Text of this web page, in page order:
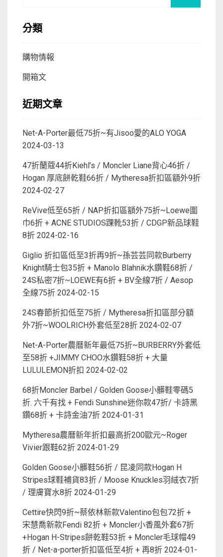
分類
購物情報
開箱文
近期文章
Net-A-Porter最低75折~有Jisoo愛的ALO YOGA
2024-03-13
47折蘭蔻44折Kiehl’s / Moncler Liane背心46折 /
Hogan 厚底餅乾鞋66折 / Mytheresa折扣區額外9折
2024-02-27
ReVive低至65折 / NAP折扣區額外75折~Loewe圍
巾6折 + ACNE STUDIOS踝靴53折 / CDGP新品球鞋
8折 2024-02-16
Giglio 折扣區低至3折再9折~孫芸芸同款Burberry
Knight騎士包35折 + Manolo Blahnik水鑽鞋68折 /
24S私密7折~LOEWE有6折 + BV全線7折 / Aesop
全線75折 2024-02-15
24S春節折扣低至75折 / Mytheresa折扣區部分額
外7折~WOOLRICH外套低至28折 2024-02-07
Net-A-Porter農曆新年最低75折~BURBERRY外套低
至58折 +JIMMY CHOO水鑽鞋58折 + 大量
LULULEMON折扣 2024-02-02
68折Moncler Barbel / Golden Goose小髒鞋零碼5
折. 六千有找 + Fendi Sunshine迷你款47折/ 卡詩黑
鑽68折 + 卡詩金油7折 2024-01-31
Mytheresa農曆新年折扣最高折200歐元~Roger
Vivier跟鞋62折 2024-01-29
Golden Goose小髒鞋56折 / 昆凌同款Hogan H
Stripes球鞋補貨83折 / Moose Knuckles羽絨衣7折
/ 理膚寶水8折 2024-01-29
Cettire快閃9折~蔡依林新款Valentino包包72折 +
宋慧喬新款Fendi 82折 + Moncler小香風外套67折
+Hogan H-Stripes餅乾鞋53折 + Moncler毛球帽49
折 / Net-a-porter折扣區低至4折 + 再8折 2024-01-